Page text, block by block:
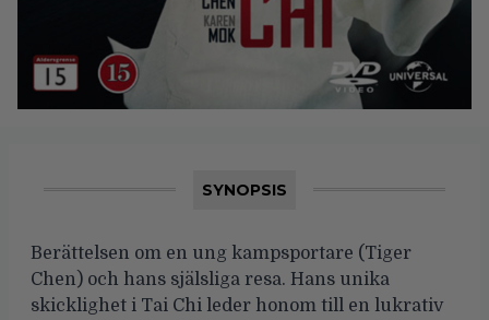
SYNOPSIS
Berättelsen om en ung kampsportare (Tiger
Chen) och hans själsliga resa. Hans unika
skicklighet i Tai Chi leder honom till en lukrativ